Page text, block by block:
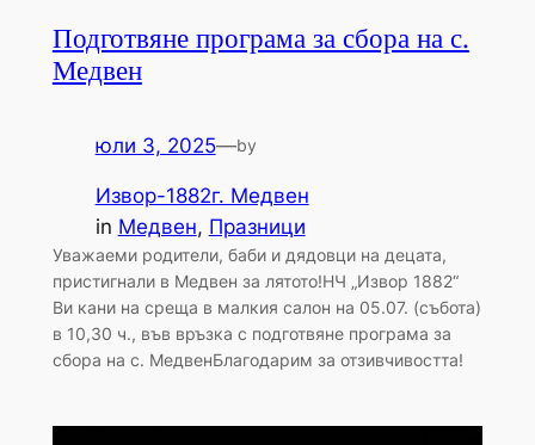
Подготвяне програма за сбора на с.
Медвен
юли 3, 2025—by
Извор-1882г. Медвен
in Медвен, Празници
Уважаеми родители, баби и дядовци на децата,
пристигнали в Медвен за лятото!НЧ „Извор 1882“
Ви кани на среща в малкия салон на 05.07. (събота)
в 10,30 ч., във връзка с подготвяне програма за
сбора на с. МедвенБлагодарим за отзивчивостта!